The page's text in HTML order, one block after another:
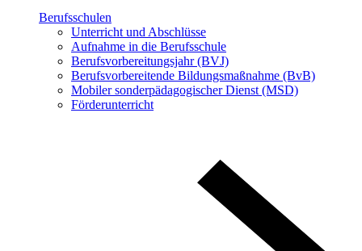
Berufsschulen
Unterricht und Abschlüsse
Aufnahme in die Berufsschule
Berufsvorbereitungsjahr (BVJ)
Berufsvorbereitende Bildungsmaßnahme (BvB)
Mobiler sonderpädagogischer Dienst (MSD)
Förderunterricht